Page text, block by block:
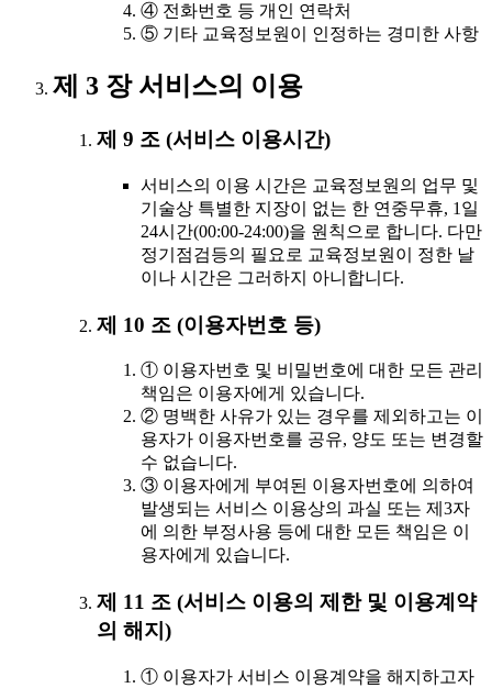
④ 전화번호 등 개인 연락처
⑤ 기타 교육정보원이 인정하는 경미한 사항
제 3 장 서비스의 이용
제 9 조 (서비스 이용시간)
서비스의 이용 시간은 교육정보원의 업무 및
기술상 특별한 지장이 없는 한 연중무휴, 1일
24시간(00:00-24:00)을 원칙으로 합니다. 다만
정기점검등의 필요로 교육정보원이 정한 날
이나 시간은 그러하지 아니합니다.
제 10 조 (이용자번호 등)
① 이용자번호 및 비밀번호에 대한 모든 관리
책임은 이용자에게 있습니다.
② 명백한 사유가 있는 경우를 제외하고는 이
용자가 이용자번호를 공유, 양도 또는 변경할
수 없습니다.
③ 이용자에게 부여된 이용자번호에 의하여
발생되는 서비스 이용상의 과실 또는 제3자
에 의한 부정사용 등에 대한 모든 책임은 이
용자에게 있습니다.
제 11 조 (서비스 이용의 제한 및 이용계약
의 해지)
① 이용자가 서비스 이용계약을 해지하고자